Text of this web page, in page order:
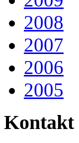
2008
2007
2006
2005
Kontakt